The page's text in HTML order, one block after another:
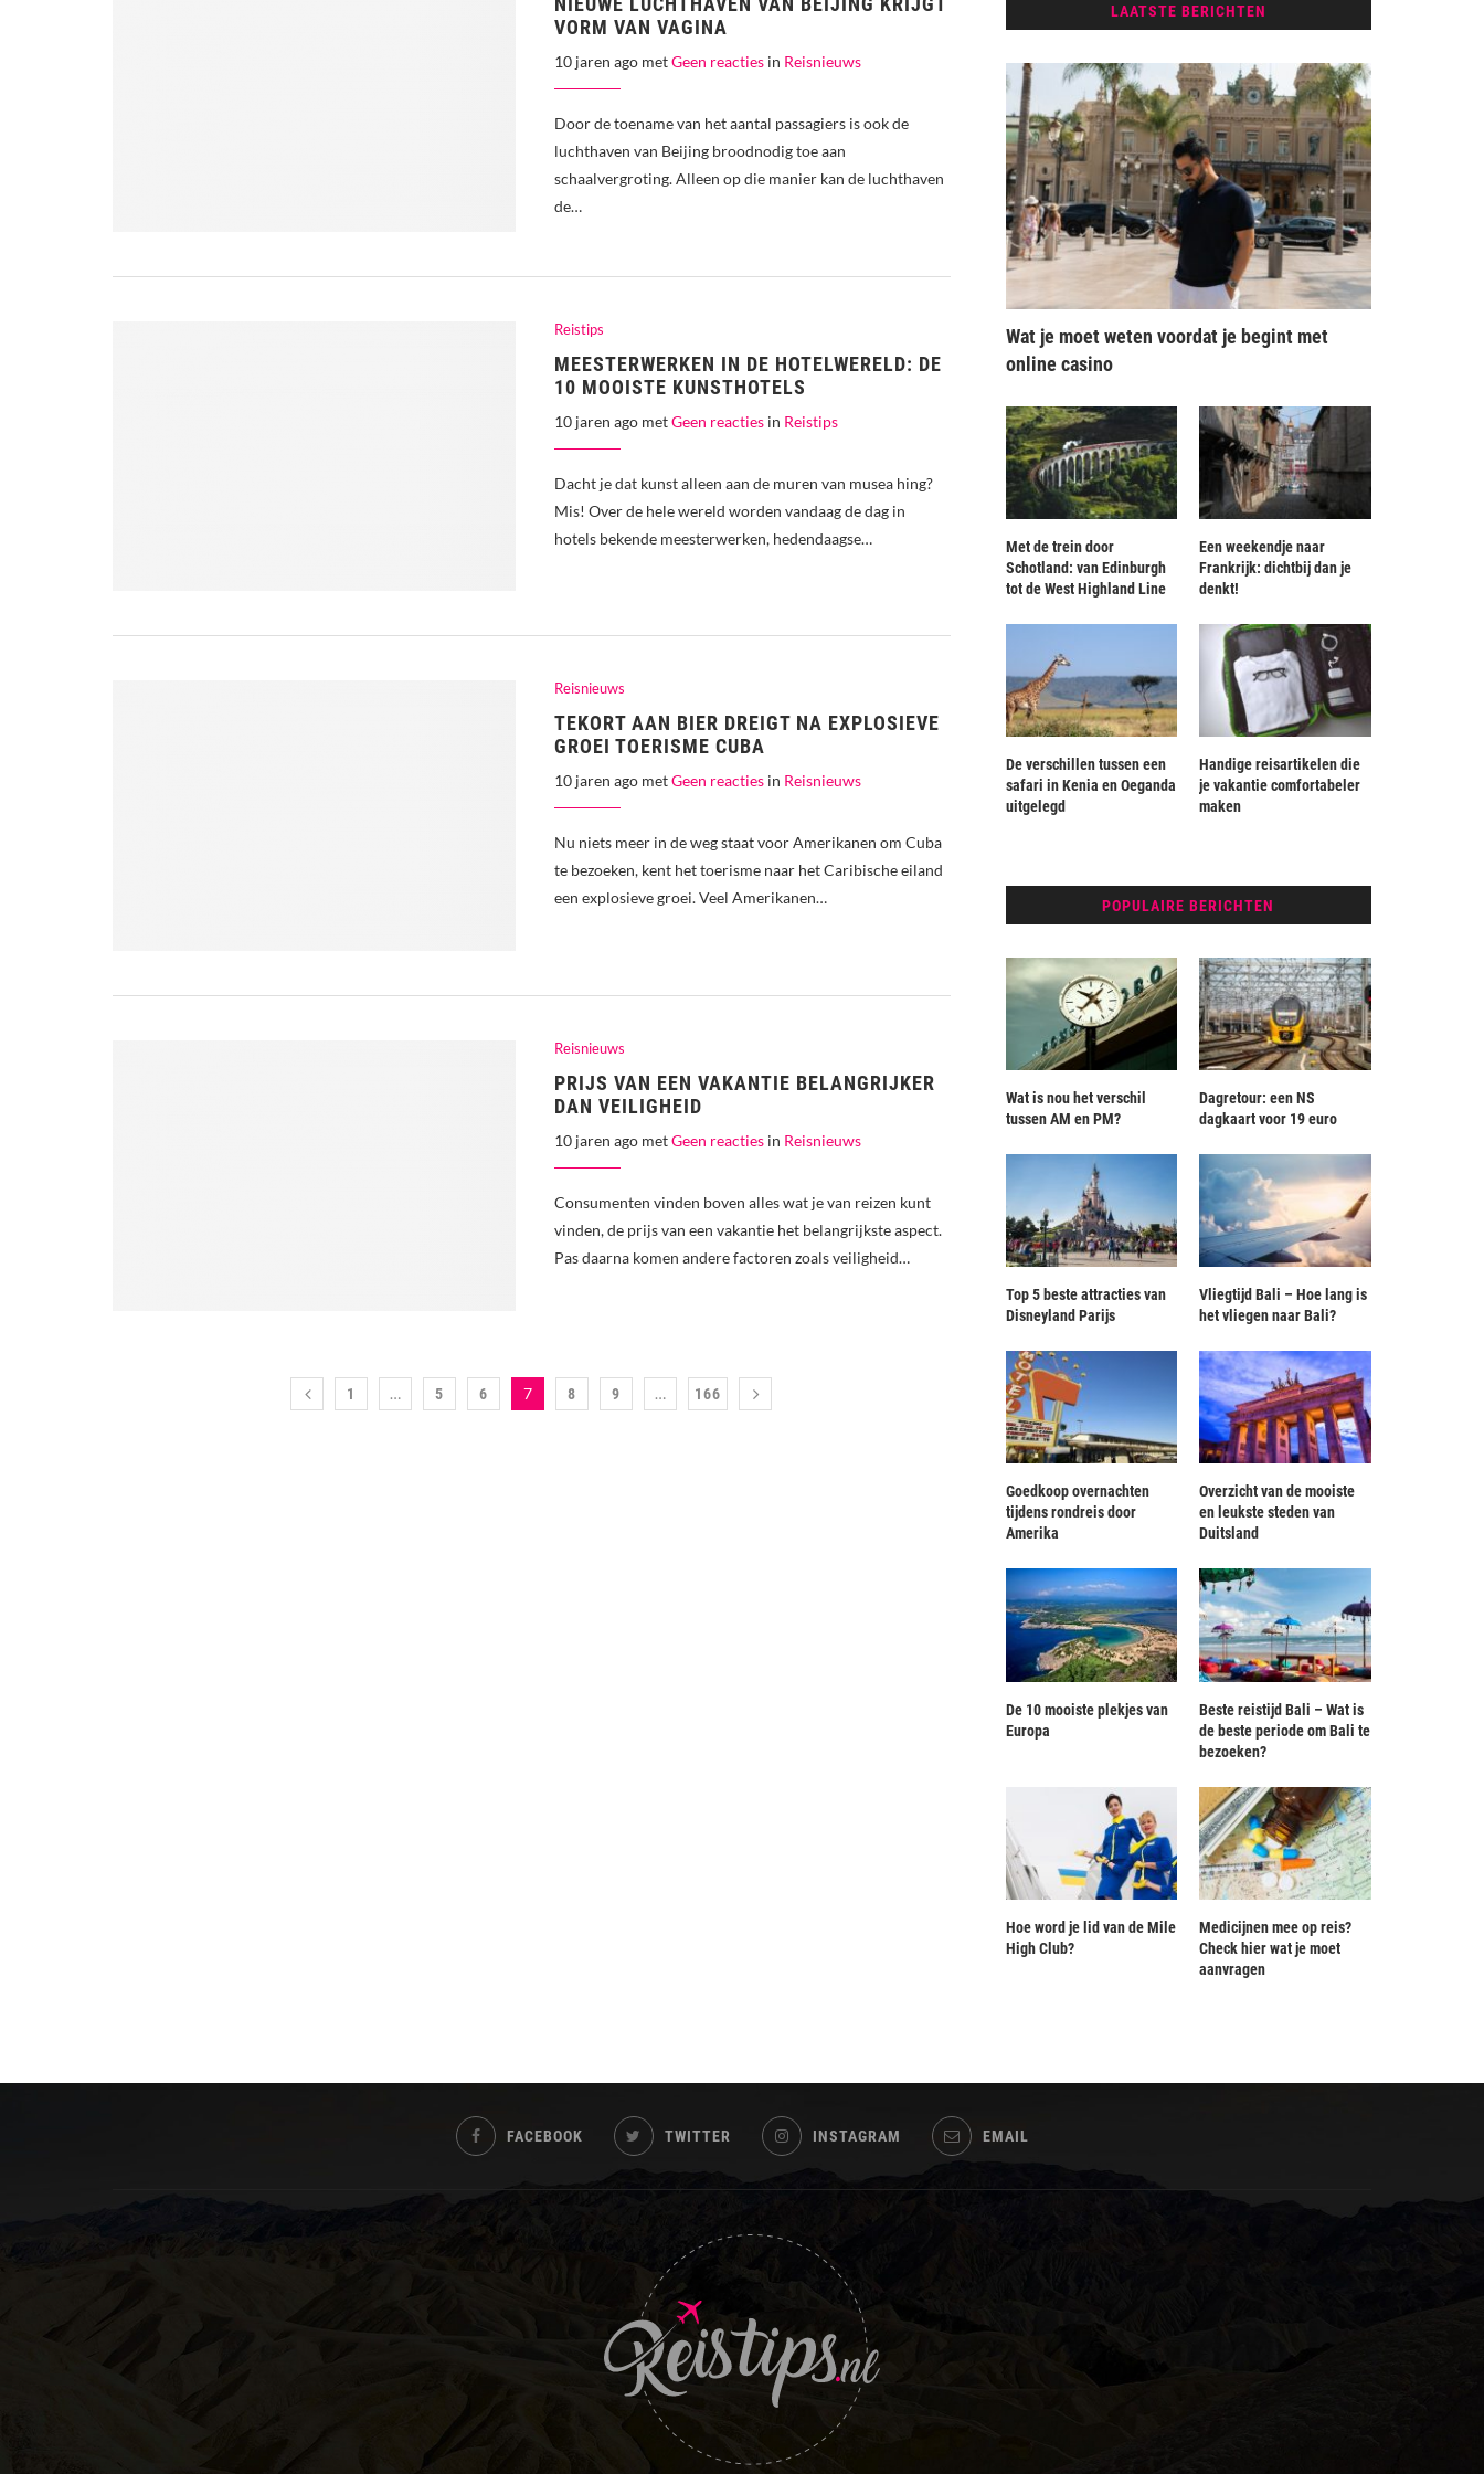
VORM VAN VAGINA
10 jaren ago metGeen reacties in Reisnieuws
Door de toename van het aantal passagiers is ook de
luchthaven van Beijing broodnodig toe aan
schaalvergroting. Alleen op die manier kan de luchthaven
de…
Reistips
MEESTERWERKEN IN DE HOTELWERELD: DE
10 MOOISTE KUNSTHOTELS
10 jaren ago metGeen reacties in Reistips
Dacht je dat kunst alleen aan de muren van musea hing?
Mis! Over de hele wereld worden vandaag de dag in
hotels bekende meesterwerken, hedendaagse…
Reisnieuws
TEKORT AAN BIER DREIGT NA EXPLOSIEVE
GROEI TOERISME CUBA
10 jaren ago metGeen reacties in Reisnieuws
Nu niets meer in de weg staat voor Amerikanen om Cuba
te bezoeken, kent het toerisme naar het Caribische eiland
een explosieve groei. Veel Amerikanen…
Reisnieuws
PRIJS VAN EEN VAKANTIE BELANGRIJKER
DAN VEILIGHEID
10 jaren ago metGeen reacties in Reisnieuws
Consumenten vinden boven alles wat je van reizen kunt
vinden, de prijs van een vakantie het belangrijkste aspect.
Pas daarna komen andere factoren zoals veiligheid…
1 … 5 6 7 8 9 … 166
LAATSTE BERICHTEN
Wat je moet weten voordat je begint met
online casino
Met de trein door
Schotland: van Edinburgh
tot de West Highland Line
Een weekendje naar
Frankrijk: dichtbij dan je
denkt!
De verschillen tussen een
safari in Kenia en Oeganda
uitgelegd
Handige reisartikelen die
je vakantie comfortabeler
maken
POPULAIRE BERICHTEN
Wat is nou het verschil
tussen AM en PM?
Dagretour: een NS
dagkaart voor 19 euro
Top 5 beste attracties van
Disneyland Parijs
Vliegtijd Bali – Hoe lang is
het vliegen naar Bali?
Goedkoop overnachten
tijdens rondreis door
Amerika
Overzicht van de mooiste
en leukste steden van
Duitsland
De 10 mooiste plekjes van
Europa
Beste reistijd Bali – Wat is
de beste periode om Bali te
bezoeken?
Hoe word je lid van de Mile
High Club?
Medicijnen mee op reis?
Check hier wat je moet
aanvragen
FACEBOOK TWITTER INSTAGRAM EMAIL